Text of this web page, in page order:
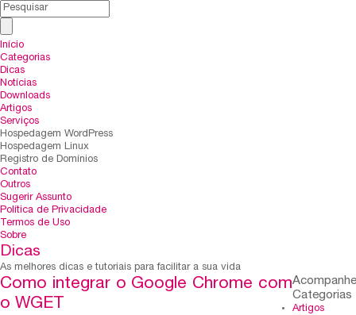
Início
Categorias
Dicas
Notícias
Downloads
Artigos
Serviços
Hospedagem WordPress
Hospedagem Linux
Registro de Domínios
Contato
Outros
Sugerir Assunto
Política de Privacidade
Termos de Uso
Sobre
Dicas
As melhores dicas e tutoriais para facilitar a sua vida
Acompanhe
Categorias
Artigos
Como integrar o Google Chrome com
o WGET